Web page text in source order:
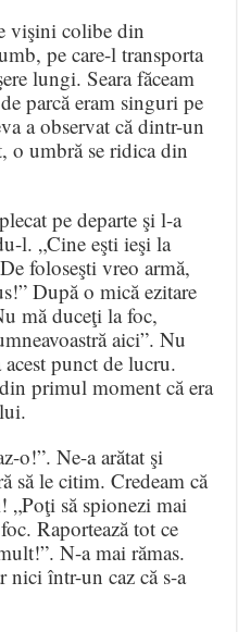
vişini colibe din
pe care-l transporta
lungi. Seara făceam
parcă eram singuri pe
a observat că dintr-un
o umbră se ridica din
pe departe şi l-a
l. „Cine eşti ieşi la
foloseşti vreo armă,
După o mică ezitare
mă duceţi la foc,
aici”. Nu
punct de lucru.
primul moment că era
o!”. Ne-a arătat şi
să le citim. Credeam că
„Poţi să spionezi mai
Raportează tot ce
N-a mai rămas.
nici într-un caz că s-a